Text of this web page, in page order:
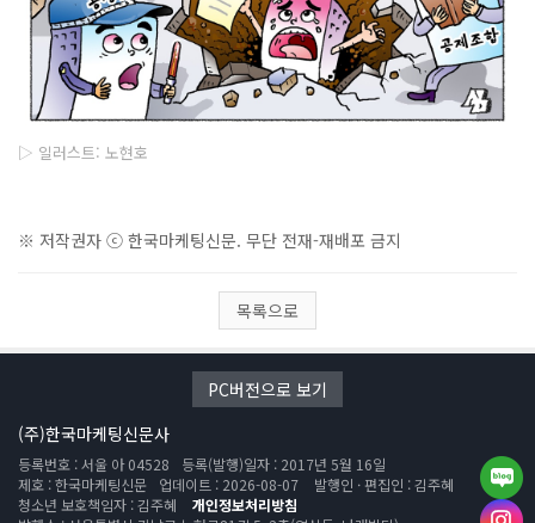
▷ 일러스트: 노현호
※ 저작권자 ⓒ 한국마케팅신문. 무단 전재-재배포 금지
목록으로
PC버전으로 보기
(주)한국마케팅신문사
등록번호 : 서울 아 04528
등록(발행)일자 : 2017년 5월 16일
제호 : 한국마케팅신문
업데이트 : 2026-08-07
발행인 · 편집인 : 김주혜
청소년 보호책임자 : 김주혜
개인정보처리방침